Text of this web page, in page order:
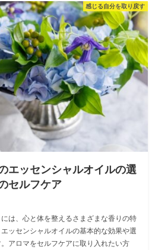
感じる自分を取り戻す
エッセンシャルオイルの選
セルフケア
は、心と体を整えるさまざまな香りの特
ッセンシャルオイルの基本的な効果や選
アロマをセルフケアに取り入れたい方